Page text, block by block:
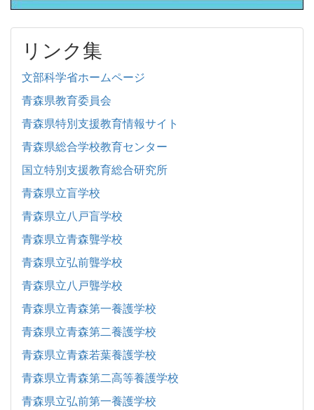
リンク集
文部科学省ホームページ
青森県教育委員会
青森県特別支援教育情報サイト
青森県総合学校教育センター
国立特別支援教育総合研究所
青森県立盲学校
青森県立八戸盲学校
青森県立青森聾学校
青森県立弘前聾学校
青森県立八戸聾学校
青森県立青森第一養護学校
青森県立青森第二養護学校
青森県立青森若葉養護学校
青森県立青森第二高等養護学校
青森県立弘前第一養護学校